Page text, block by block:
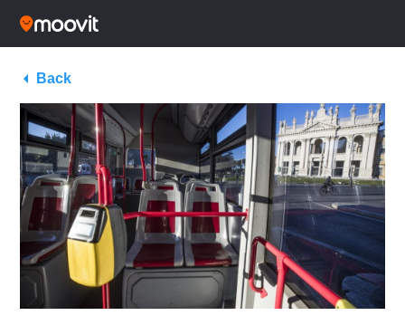
Back